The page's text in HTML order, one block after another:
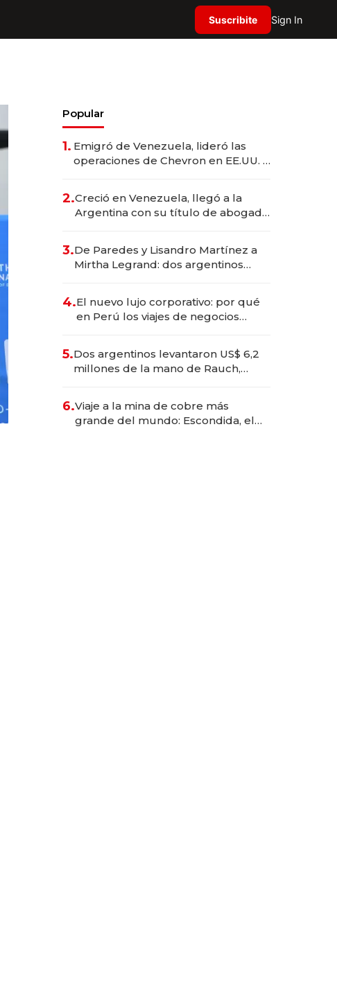
Suscribite Sign In
Popular
1. Emigró de Venezuela, lideró las
operaciones de Chevron en EE.UU. y
2.Creció en Venezuela, llegó a la
Argentina con su título de abogado
marcas "fast premium"
3.De Paredes y Lisandro Martínez a
Mirtha Legrand: dos argentinos
4.El nuevo lujo corporativo: por qué
en Perú los viajes de negocios
transformadoras
5.Dos argentinos levantaron US$ 6,2
millones de la mano de Rauch,
6.Viaje a la mina de cobre más
grande del mundo: Escondida, el